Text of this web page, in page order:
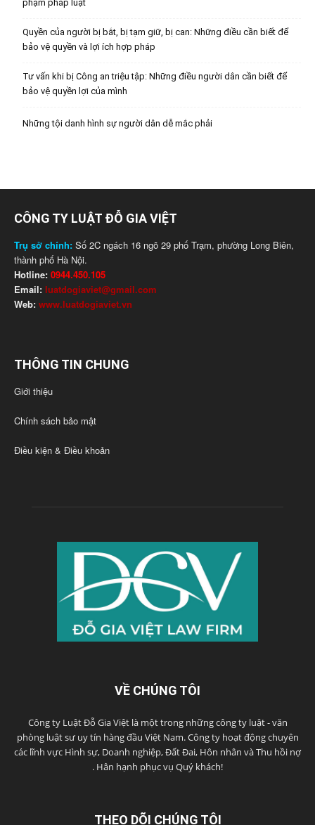
phạm pháp luật
Quyền của người bị bắt, bị tạm giữ, bị can: Những điều cần biết để
bảo vệ quyền và lợi ích hợp pháp
Tư vấn khi bị Công an triệu tập: Những điều người dân cần biết để
bảo vệ quyền lợi của mình
Những tội danh hình sự người dân dễ mắc phải
CÔNG TY LUẬT ĐỖ GIA VIỆT
Trụ sở chính: Số 2C ngách 16 ngõ 29 phố Trạm, phường Long Biên,
thành phố Hà Nội.
Hotline: 0944.450.105
Email: luatdogiaviet@gmail.com
Web: www.luatdogiaviet.vn
THÔNG TIN CHUNG
Giới thiệu
Chính sách bảo mật
Điều kiện & Điều khoản
VỀ CHÚNG TÔI
Công ty Luật Đỗ Gia Việt là một trong những công ty luật - văn
phòng luật sư uy tín hàng đầu Việt Nam. Công ty hoạt động chuyên
các lĩnh vực Hình sự, Doanh nghiệp, Đất Đai, Hôn nhân và Thu hồi nợ
. Hân hạnh phục vụ Quý khách!
THEO DÕI CHÚNG TÔI